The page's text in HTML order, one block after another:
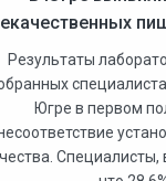
Результаты
Югре в первом
Специалисты,